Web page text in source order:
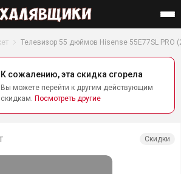
Найти
Телевизор 55 дюймов Hisense 55E77SL PRO
К сожалению, эта скидка сгорела
Вы можете перейти к другим действующим
скидкам. Посмотреть другие
Скидки